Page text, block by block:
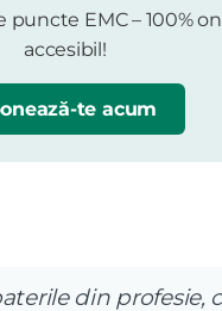
puncte EMC – 100%
accesibil!
te acum
din